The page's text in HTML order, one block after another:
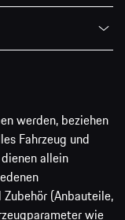
werden, beziehen
Fahrzeug und
allein
(Anbauteile,
wie